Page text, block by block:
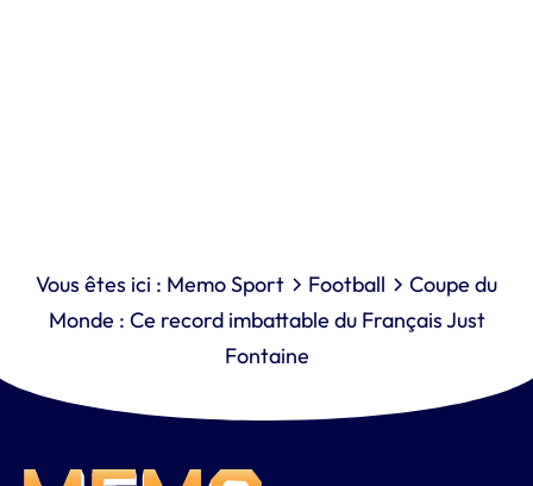
Vous êtes ici : Memo Sport Football
Coupe du
Monde : Ce record imbattable du Français Just
Fontaine